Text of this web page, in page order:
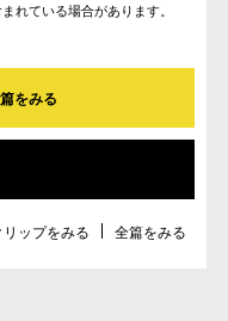
れている場合があります。
をみる
ップをみる 全篇をみる